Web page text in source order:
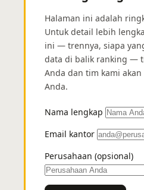
Halaman ini adalah
Untuk detail lebih
ini — trennya, siapa
data di balik ranking —
Anda dan tim kami
Anda.
Nama lengkap
Email kantor
Perusahaan (opsional)